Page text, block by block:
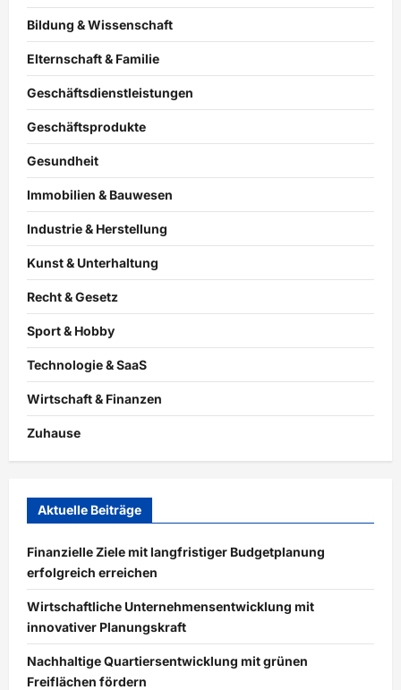
Bildung & Wissenschaft
Elternschaft & Familie
Geschäftsdienstleistungen
Geschäftsprodukte
Gesundheit
Immobilien & Bauwesen
Industrie & Herstellung
Kunst & Unterhaltung
Recht & Gesetz
Sport & Hobby
Technologie & SaaS
Wirtschaft & Finanzen
Zuhause
Aktuelle Beiträge
Finanzielle Ziele mit langfristiger Budgetplanung
erfolgreich erreichen
Wirtschaftliche Unternehmensentwicklung mit
innovativer Planungskraft
Nachhaltige Quartiersentwicklung mit grünen
Freiflächen fördern